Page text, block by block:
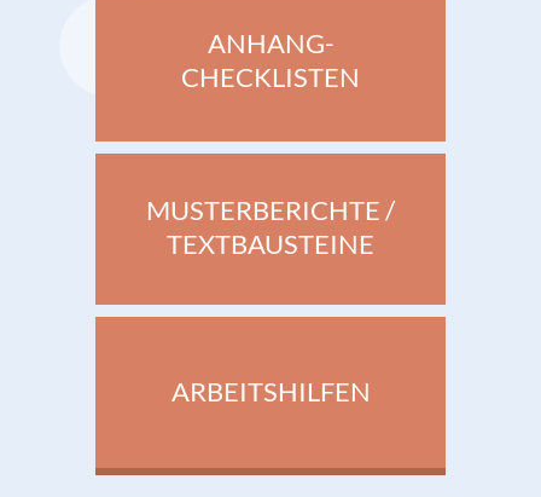
ANHANG-
CHECKLISTEN
MUSTERBERICHTE /
TEXTBAUSTEINE
ARBEITSHILFEN